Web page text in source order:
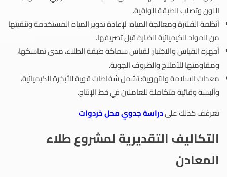
اللون وتصلب الطبقة الواقية.
أنظمة الفلترة ومعالجة المياه: لإعادة تدوير المياه المستخدمة وتنقيتها
من المواد الكيميائية الضارة قبل تصريفها.
أجهزة القياس والاختبار: لقياس سماكة طبقة الطلاء، مدى تماسكها،
ومقاومتها للأملاح والظروف الجوية.
معدات السلامة والتهوية: تشمل شفاطات قوية للأبخرة الكيميائية،
وألبسة وقائية متكاملة للعاملين في خط الإنتاج.
تعرغف كذلك علىدراسة جدوي محل خردوات
التكاليف التقديرية لمشروع طلاء
المعادن